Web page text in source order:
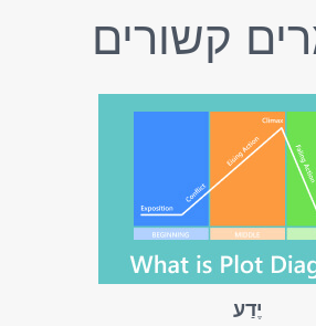
קשורים
יֶדַע